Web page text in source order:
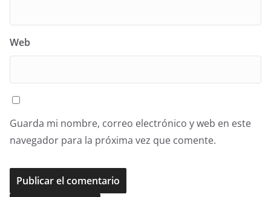
Web
Guarda mi nombre, correo electrónico y web en este
navegador para la próxima vez que comente.